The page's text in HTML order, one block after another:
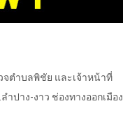
จตำบลพิชัย และเจ้าหน้าที่
ปาง-งาว ช่องทางออกเมือง